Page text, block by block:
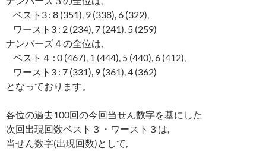
ベスト3 : 8 (351), 9 (338), 6 (322),
ワースト3 : 2 (234), 7 (241), 5 (259)
ナンバーズ４の全位は,
ベスト４ : 0 (467), 1 (444), 5 (440), 6 (412),
ワースト3 : 7 (331), 9 (361), 4 (362)
となっております。
各位の過去100回の今回当せん数字を基にした
次回出現回数ベスト３・ワースト３は,
当せん数字(出現回数)として,